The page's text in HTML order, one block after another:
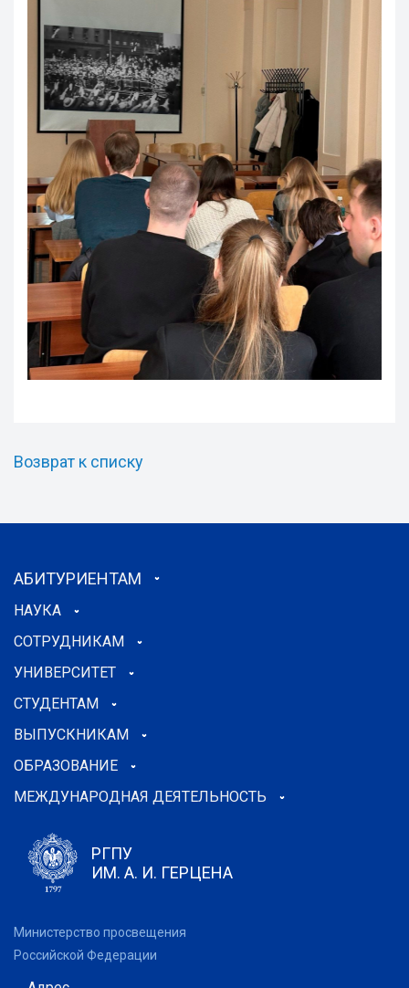
Возврат к списку
АБИТУРИЕНТАМ
НАУКА
СОТРУДНИКАМ
УНИВЕРСИТЕТ
СТУДЕНТАМ
ВЫПУСКНИКАМ
ОБРАЗОВАНИЕ
МЕЖДУНАРОДНАЯ ДЕЯТЕЛЬНОСТЬ
РГПУ
ИМ. А. И. ГЕРЦЕНА
Министерство просвещения
Российской Федерации